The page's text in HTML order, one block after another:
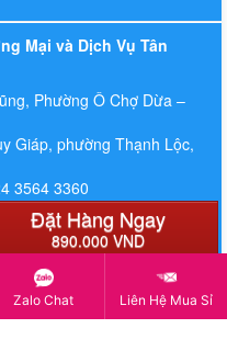
Đặt Hàng Ngay
890.000 VND
Mại và Dịch Vụ Tân
Phường Ô Chợ Dừa –
Giáp, phường Thạnh Lộc,
3564 3360
397
Zalo Chat Liên Hệ Mua Sỉ